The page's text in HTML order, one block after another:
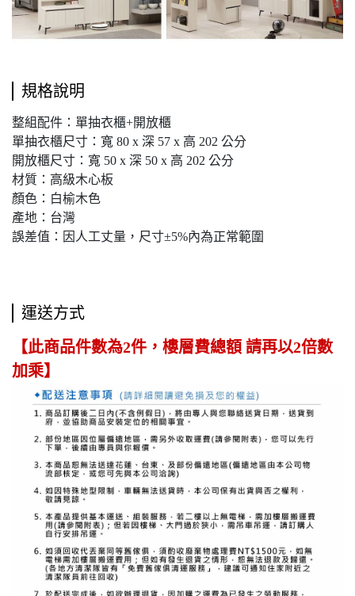
規格說明
整組配件：單抽衣櫃+開放櫃
單抽衣櫃尺寸：寬 80 x 深 57 x 高 202 公分
開放櫃尺寸：寬 50 x 深 50 x 高 202 公分
材質：高級木心板
顏色：白榆木色
產地：台灣
誤差值：因人工丈量，尺寸±5%內為正常範圍
運送方式
【此商品件數為2件，樓層費總額 請再以2倍數
加乘】